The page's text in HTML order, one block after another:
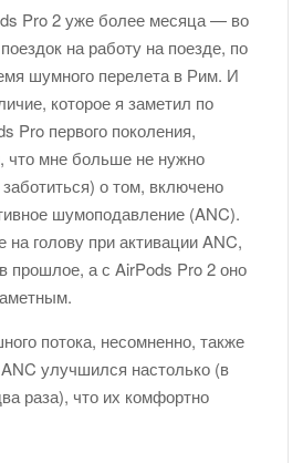
Pro 2 уже более месяца — во
на работу на поезде, по
шумного перелета в Рим. И
которое я заметил по
Pro первого поколения,
что мне больше не нужно
о том, включено
шумоподавление (ANC).
на голову при активации ANC,
прошлое, а с AirPods Pro 2 оно
потока, несомненно, также
улучшился настолько (в
раза), что их комфортно